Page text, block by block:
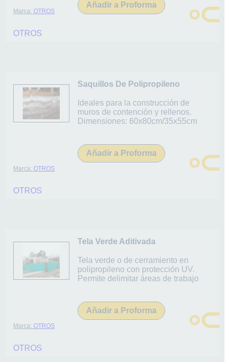
Marca: OTROS
OTROS
Añadir a Proforma
Marca: OTROS
OTROS
Saquillos De Polipropileno
Ideales para la construcción de
muros de contención y rellenos.
Dimensiones: 60x80cm/35x55cm
Añadir a Proforma
Marca: OTROS
OTROS
Tela Verde Aditivada
Tela verde o de cerramiento en
polipropileno con protección UV.
Permite delimitar áreas de trabajo
Añadir a Proforma